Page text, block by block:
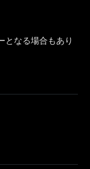
となる場合もあり